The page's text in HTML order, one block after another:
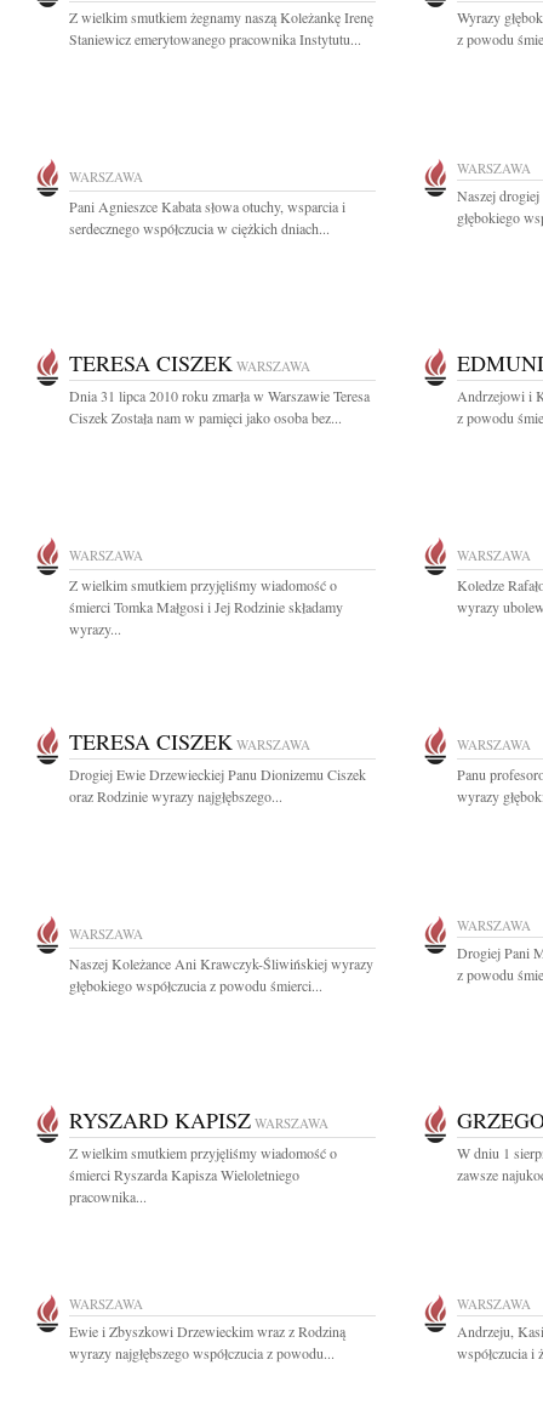
Z wielkim smutkiem żegnamy naszą Koleżankę Irenę
Staniewicz emerytowanego pracownika Instytutu...
Wyrazy
z powodu
WARSZAWA
Pani Agnieszce Kabata słowa otuchy, wsparcia i
serdecznego współczucia w ciężkich dniach...
WARSZAWA
Naszej
głębokiego
TERESA CISZEK WARSZAWA
Dnia 31 lipca 2010 roku zmarła w Warszawie Teresa
Ciszek Została nam w pamięci jako osoba bez...
Andrzejowi i
z powodu
WARSZAWA
Z wielkim smutkiem przyjęliśmy wiadomość o
śmierci Tomka Małgosi i Jej Rodzinie składamy
wyrazy...
WARSZAWA
Koledze
wyrazy
TERESA CISZEK WARSZAWA
Drogiej Ewie Drzewieckiej Panu Dionizemu Ciszek
oraz Rodzinie wyrazy najgłębszego...
WARSZAWA
Panu
wyrazy
WARSZAWA
Naszej Koleżance Ani Krawczyk-Śliwińskiej wyrazy
głębokiego współczucia z powodu śmierci...
WARSZAWA
Drogiej Pani
z powodu
RYSZARD KAPISZ WARSZAWA
Z wielkim smutkiem przyjęliśmy wiadomość o
śmierci Ryszarda Kapisza Wieloletniego
pracownika...
W dniu 1
zawsze
WARSZAWA
Ewie i Zbyszkowi Drzewieckim wraz z Rodziną
wyrazy najgłębszego współczucia z powodu...
WARSZAWA
Andrzeju,
współczucia i